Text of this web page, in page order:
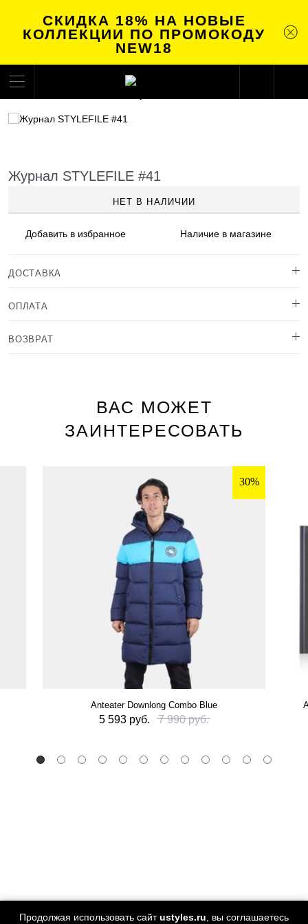
СКИДКА 18% НА НОВЫЕ
КОЛЛЕКЦИИ ПО ПРОМОКОДУ
NEW18
Журнал STYLEFILE #41
НЕТ В НАЛИЧИИ
Добавить в избранное Наличиев магазине
ДОСТАВКА
ОПЛАТА
ВОЗВРАТ
ВАС МОЖЕТ
ЗАИНТЕРЕСОВАТЬ
30%
Anteater Downlong Combo Blue
5 593 руб. 7 990 руб.
Продолжая использовать сайтustyles.ru , вы соглашаетесь